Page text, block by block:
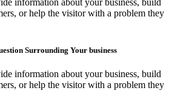
or help the visitor with a problem they
Surrounding Your business
information about your business, build
or help the visitor with a problem they